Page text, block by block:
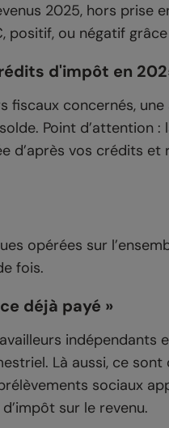
2025, hors prise
ou négatif
d'impôt en
fiscaux concernés,
Point d’attention
d’après vos crédits
opérées sur
fois.
déjà payé »
indépendants
Là aussi, ce
sociaux
sur le revenu.